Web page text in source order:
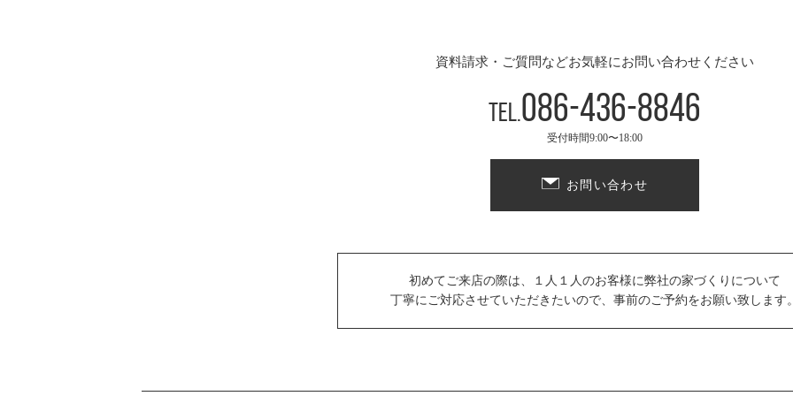
資料請求・ご質問などお気軽にお問い合わせください
Tel.086-436-8846
受付時間9:00〜18:00
お問い合わせ
初めてご来店の際は、１人１人のお客様に弊社の家づくりについて
丁寧にご対応させていただきたいので、事前のご予約をお願い致します